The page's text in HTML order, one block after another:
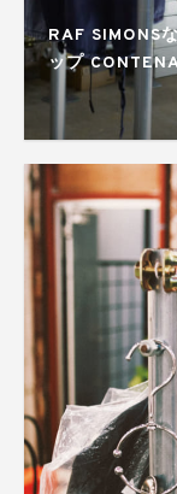
RAF SIMONS
ップ